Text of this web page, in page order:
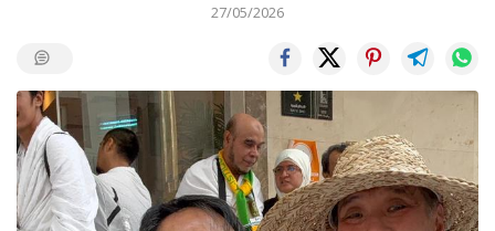
27/05/2026